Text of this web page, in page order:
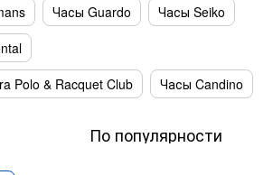
Часы Guardo
Часы Seiko
Polo & Racquet Club
Часы Candino
По популярности